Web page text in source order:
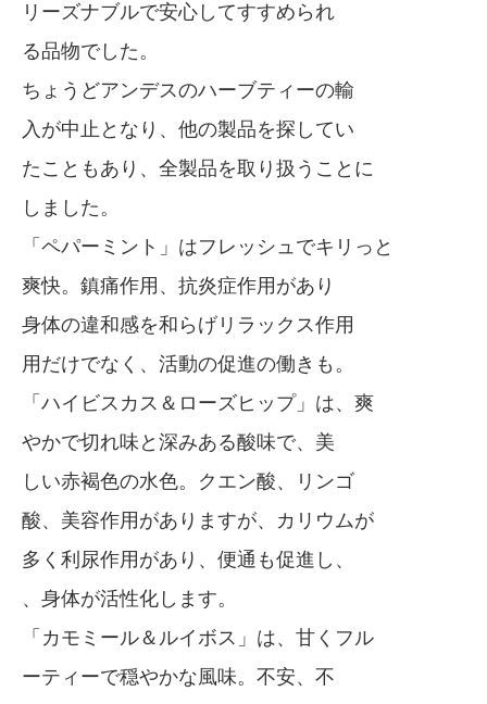
リーズナブルで安心してすすめられ
る品物でした。
ちょうどアンデスのハーブティーの輸
入が中止となり、他の製品を探してい
たこともあり、全製品を取り扱うことに
しました。
「ペパーミント」はフレッシュでキリっと
爽快。鎮痛作用、抗炎症作用があり
身体の違和感を和らげリラックス作用
用だけでなく、活動の促進の働きも。
「ハイビスカス＆ローズヒップ」は、爽
やかで切れ味と深みある酸味で、美
しい赤褐色の水色。クエン酸、リンゴ
酸、美容作用がありますが、カリウムが
多く利尿作用があり、便通も促進し、
、身体が活性化します。
「カモミール＆ルイボス」は、甘くフル
ーティーで穏やかな風味。不安、不